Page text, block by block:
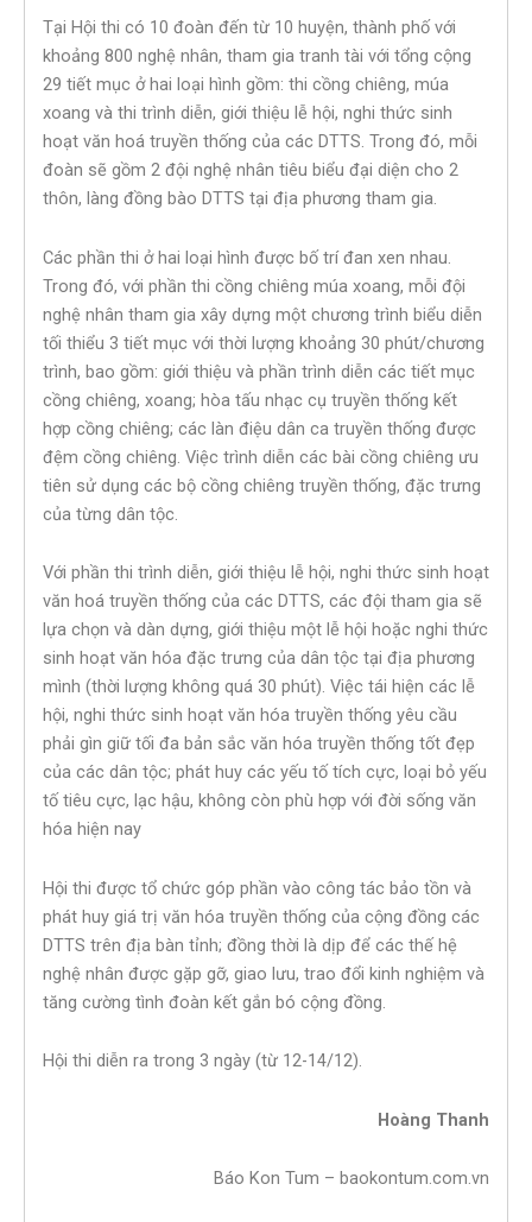
Tại Hội thi có 10 đoàn đến từ 10 huyện, thành phố với
khoảng 800 nghệ nhân, tham gia tranh tài với tổng cộng
29 tiết mục ở hai loại hình gồm: thi cồng chiêng, múa
xoang và thi trình diễn, giới thiệu lễ hội, nghi thức sinh
hoạt văn hoá truyền thống của các DTTS. Trong đó, mỗi
đoàn sẽ gồm 2 đội nghệ nhân tiêu biểu đại diện cho 2
thôn, làng đồng bào DTTS tại địa phương tham gia.
Các phần thi ở hai loại hình được bố trí đan xen nhau.
Trong đó, với phần thi cồng chiêng múa xoang, mỗi đội
nghệ nhân tham gia xây dựng một chương trình biểu diễn
tối thiểu 3 tiết mục với thời lượng khoảng 30 phút/chương
trình, bao gồm: giới thiệu và phần trình diễn các tiết mục
cồng chiêng, xoang; hòa tấu nhạc cụ truyền thống kết
hợp cồng chiêng; các làn điệu dân ca truyền thống được
đệm cồng chiêng. Việc trình diễn các bài cồng chiêng ưu
tiên sử dụng các bộ cồng chiêng truyền thống, đặc trưng
của từng dân tộc.
Với phần thi trình diễn, giới thiệu lễ hội, nghi thức sinh hoạt
văn hoá truyền thống của các DTTS, các đội tham gia sẽ
lựa chọn và dàn dựng, giới thiệu một lễ hội hoặc nghi thức
sinh hoạt văn hóa đặc trưng của dân tộc tại địa phương
mình (thời lượng không quá 30 phút). Việc tái hiện các lễ
hội, nghi thức sinh hoạt văn hóa truyền thống yêu cầu
phải gìn giữ tối đa bản sắc văn hóa truyền thống tốt đẹp
của các dân tộc; phát huy các yếu tố tích cực, loại bỏ yếu
tố tiêu cực, lạc hậu, không còn phù hợp với đời sống văn
hóa hiện nay
Hội thi được tổ chức góp phần vào công tác bảo tồn và
phát huy giá trị văn hóa truyền thống của cộng đồng các
DTTS trên địa bàn tỉnh; đồng thời là dịp để các thế hệ
nghệ nhân được gặp gỡ, giao lưu, trao đổi kinh nghiệm và
tăng cường tình đoàn kết gắn bó cộng đồng.
Hội thi diễn ra trong 3 ngày (từ 12-14/12).
Hoàng Thanh
Báo Kon Tum – baokontum.com.vn